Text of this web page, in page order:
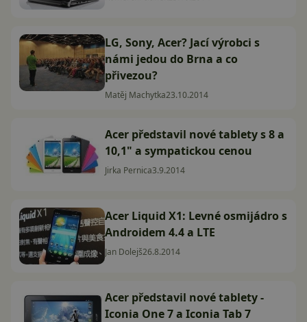
LG, Sony, Acer? Jací výrobci s
námi jedou do Brna a co
přivezou?
Matěj Machytka23.10.2014
Acer představil nové tablety s 8 a
10,1" a sympatickou cenou
Jirka Pernica3.9.2014
Acer Liquid X1: Levné osmijádro s
Androidem 4.4 a LTE
Jan Dolejš26.8.2014
Acer představil nové tablety -
Iconia One 7 a Iconia Tab 7